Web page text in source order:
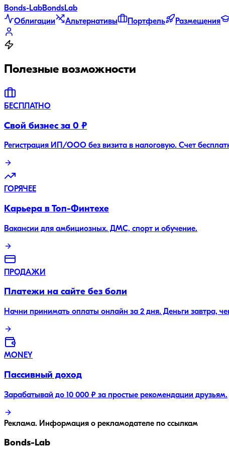
Bonds-LabBondsLab
Облигации
Альтернативы Портфель Размещения
Полезные возможности
БЕСПЛАТНО
Свой бизнес за 0 ₽
Регистрация ИП/ООО без визита в налоговую. Счет
ГОРЯЧЕЕ
Карьера в Топ-Финтехе
Вакансии для амбициозных. ДМС, спорт и обучение.
ПРОДАЖИ
Платежи на сайте без боли
Начни принимать оплаты онлайн за 2 дня. Деньги завтра,
MONEY
Пассивный доход
Зарабатывай до 10 000 ₽ за простые рекомендации друзьям.
Реклама. Информация о рекламодателе по ссылкам
Bonds-Lab